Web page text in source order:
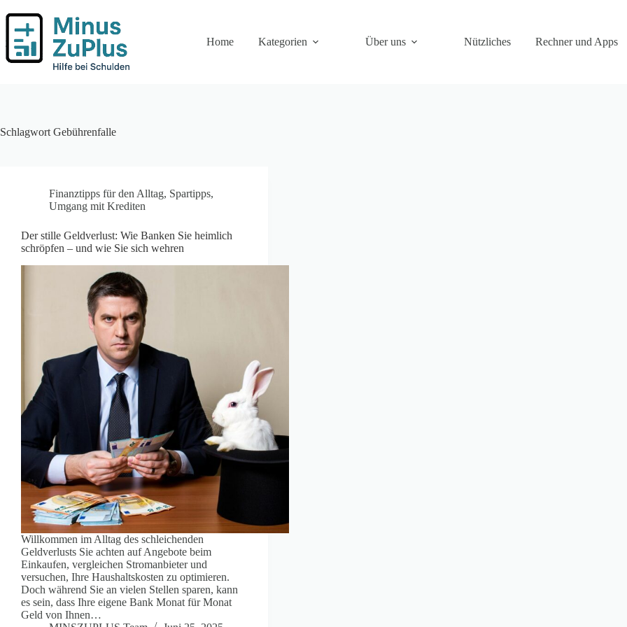
Inhalt
springen
Home
Kategorien Über uns Nützliches Rechner und Apps
Schlagwort Gebührenfalle
Finanztipps für den Alltag, Spartipps,
Umgang mit Krediten
Der stille Geldverlust: Wie Banken Sie heimlich
schröpfen – und wie Sie sich wehren
Willkommen im Alltag des schleichenden
Geldverlusts Sie achten auf Angebote beim
Einkaufen, vergleichen Stromanbieter und
versuchen, Ihre Haushaltskosten zu optimieren.
Doch während Sie an vielen Stellen sparen, kann
es sein, dass Ihre eigene Bank Monat für Monat
Geld von Ihnen…